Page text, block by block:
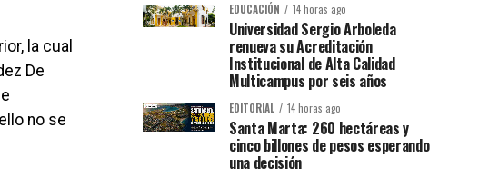
la cual
De
no se
EDUCACIÓN 14 horas ago
Universidad Sergio Arboleda
renueva su Acreditación
Institucional de Alta Calidad
Multicampus por seis años
EDITORIAL 14 horas ago
Santa Marta: 260 hectáreas y
cinco billones de pesos esperando
una decisión